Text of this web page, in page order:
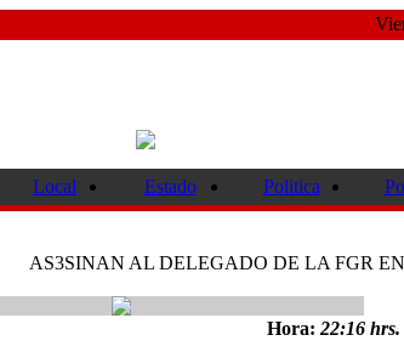
Local Estado Politica
AS3SINAN AL DELEGADO DE LA FGR
Hora: 22:16 hrs.